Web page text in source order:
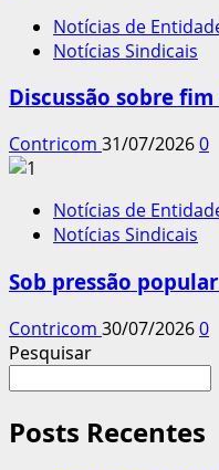
Notícias de
Notícias Sindicais
Discussão sobre
Contricom 31/07/20260
Notícias de
Notícias Sindicais
Sob pressão
Contricom 30/07/20260
Pesquisar
Posts Recentes